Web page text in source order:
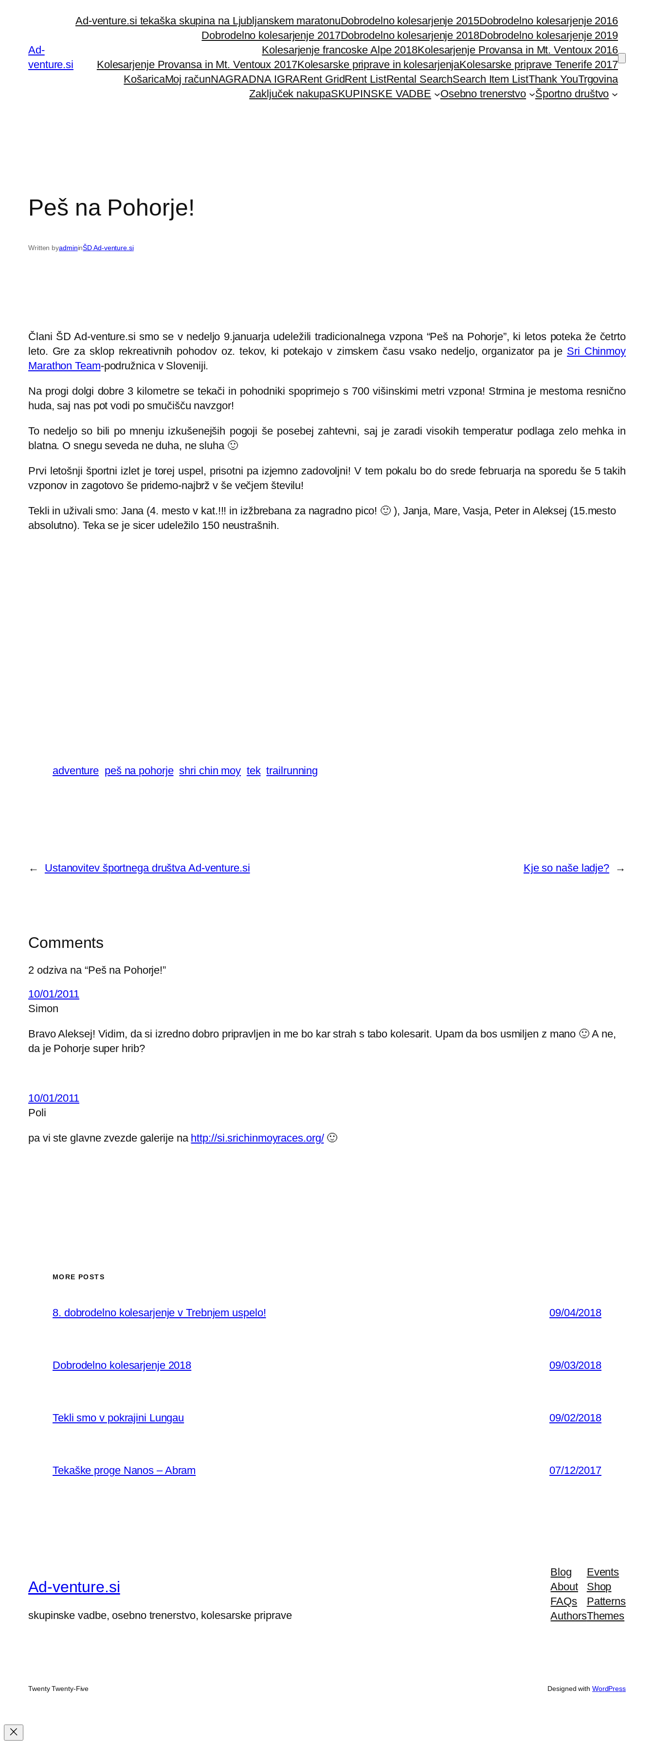
Ad-
venture.si
Ad-venture.si tekaška skupina na Ljubljanskem maratonuDobrodelno kolesarjenje 2015Dobrodelno kolesarjenje 2016
Dobrodelno kolesarjenje 2017Dobrodelno kolesarjenje 2018Dobrodelno kolesarjenje 2019
Kolesarjenje francoske Alpe 2018Kolesarjenje Provansa in Mt. Ventoux 2016
Kolesarjenje Provansa in Mt. Ventoux 2017Kolesarske priprave in kolesarjenjaKolesarske priprave Tenerife 2017
KošaricaMoj računNAGRADNA IGRARent GridRent ListRental SearchSearch Item ListThank YouTrgovina
Zaključek nakupaSKUPINSKE VADBE Osebno trenerstvo Športno društvo
Peš na Pohorje!
Written byadmininŠD Ad-venture.si
Člani ŠD Ad-venture.si smo se v nedeljo 9.januarja udeležili tradicionalnega vzpona “Peš na Pohorje”, ki letos poteka že četrto
leto. Gre za sklop rekreativnih pohodov oz. tekov, ki potekajo v zimskem času vsako nedeljo, organizator pa je Sri Chinmoy
Marathon Team-podružnica v Sloveniji.
Na progi dolgi dobre 3 kilometre se tekači in pohodniki spoprimejo s 700 višinskimi metri vzpona! Strmina je mestoma resnično
huda, saj nas pot vodi po smučišču navzgor!
To nedeljo so bili po mnenju izkušenejših pogoji še posebej zahtevni, saj je zaradi visokih temperatur podlaga zelo mehka in
blatna. O snegu seveda ne duha, ne sluha 🙂
Prvi letošnji športni izlet je torej uspel, prisotni pa izjemno zadovoljni! V tem pokalu bo do srede februarja na sporedu še 5 takih
vzponov in zagotovo še pridemo-najbrž v še večjem številu!
Tekli in uživali smo: Jana (4. mesto v kat.!!! in izžbrebana za nagradno pico! 🙂 ), Janja, Mare, Vasja, Peter in Aleksej (15.mesto
absolutno). Teka se je sicer udeležilo 150 neustrašnih.
adventure peš na pohorje shri chin moy tek trailrunning
← Ustanovitev športnega društva Ad-venture.si Kje so naše ladje? →
Comments
2 odziva na “Peš na Pohorje!”
10/01/2011
Simon
Bravo Aleksej! Vidim, da si izredno dobro pripravljen in me bo kar strah s tabo kolesarit. Upam da bos usmiljen z mano 🙂 A ne,
da je Pohorje super hrib?
10/01/2011
Poli
pa vi ste glavne zvezde galerije na http://si.srichinmoyraces.org/🙂
MORE POSTS
8. dobrodelno kolesarjenje v Trebnjem uspelo! 09/04/2018
Dobrodelno kolesarjenje 2018 09/03/2018
Tekli smo v pokrajini Lungau 09/02/2018
Tekaške proge Nanos – Abram 07/12/2017
Ad-venture.si
skupinske vadbe, osebno trenerstvo, kolesarske priprave
Blog
About
FAQs
Authors
Events
Shop
Patterns
Themes
Twenty Twenty-Five Designed with WordPress